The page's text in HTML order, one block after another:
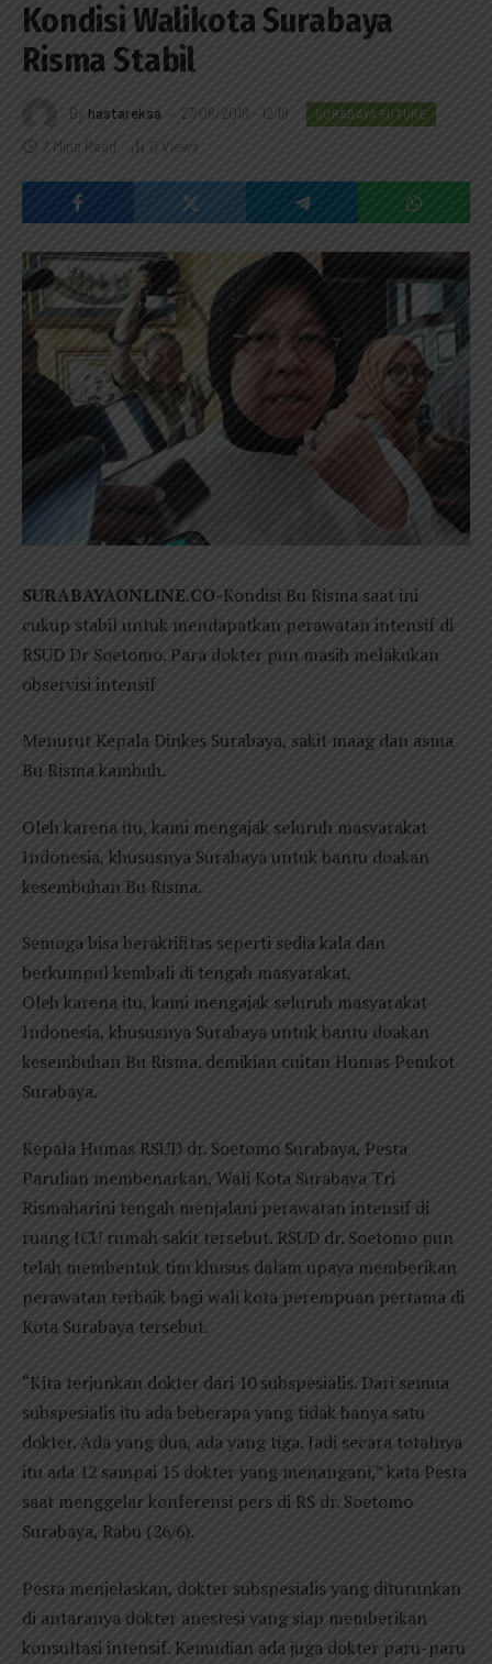
Kondisi Walikota Surabaya
Risma Stabil
By hastareksa 27/06/2019 - 12:18 SURABAYA FUTURE
2 Mins Read 0 Views
SURABAYAONLINE.CO-Kondisi Bu Risma saat ini
cukup stabil untuk mendapatkan perawatan intensif di
RSUD Dr Soetomo. Para dokter pun masih melakukan
observisi intensif
Menurut Kepala Dinkes Surabaya, sakit maag dan asma
Bu Risma kambuh.
Oleh karena itu, kami mengajak seluruh masyarakat
Indonesia, khususnya Surabaya untuk bantu doakan
kesembuhan Bu Risma.
Semoga bisa beraktifitas seperti sedia kala dan
berkumpul kembali di tengah masyarakat,
Oleh karena itu, kami mengajak seluruh masyarakat
Indonesia, khususnya Surabaya untuk bantu doakan
kesembuhan Bu Risma. demikian cuitan Humas Pemkot
Surabaya.
Kepala Humas RSUD dr. Soetomo Surabaya, Pesta
Parulian membenarkan, Wali Kota Surabaya Tri
Rismaharini tengah menjalani perawatan intensif di
ruang ICU rumah sakit tersebut. RSUD dr. Soetomo pun
telah membentuk tim khusus dalam upaya memberikan
perawatan terbaik bagi wali kota perempuan pertama di
Kota Surabaya tersebut.
“Kita terjunkan dokter dari 10 subspesialis. Dari semua
subspesialis itu ada beberapa yang tidak hanya satu
dokter. Ada yang dua, ada yang tiga. Jadi secara totalnya
itu ada 12 sampai 15 dokter yang menangani,” kata Pesta
saat menggelar konferensi pers di RS dr. Soetomo
Surabaya, Rabu (26/6).
Pesta menjelaskan, dokter subspesialis yang diturunkan
di antaranya dokter anestesi yang siap memberikan
konsultasi intensif. Kemudian ada juga dokter paru-paru